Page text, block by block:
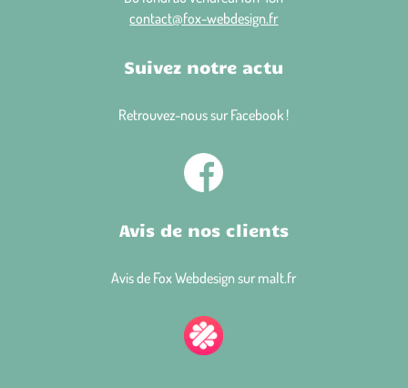
contact@fox-webdesign.fr
Suivez notre actu
Retrouvez-nous sur Facebook !
Avis de nos clients
Avis de Fox Webdesign sur malt.fr